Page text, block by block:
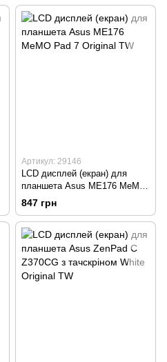
Артикул: 29146
LCD дисплей (екран) для
планшета Asus ME176 MeMO
Pad 7 Original TW
847 грн